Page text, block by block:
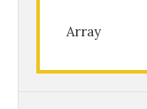
Array